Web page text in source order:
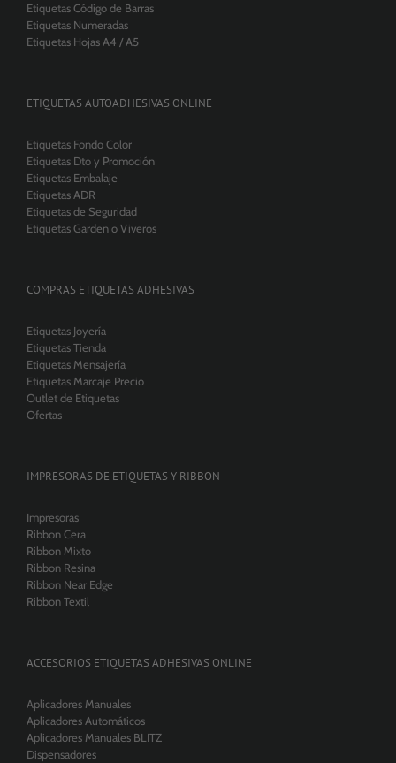
Etiquetas Código de Barras
Etiquetas Numeradas
Etiquetas Hojas A4 / A5
ETIQUETAS AUTOADHESIVAS ONLINE
Etiquetas Fondo Color
Etiquetas Dto y Promoción
Etiquetas Embalaje
Etiquetas ADR
Etiquetas de Seguridad
Etiquetas Garden o Viveros
COMPRAS ETIQUETAS ADHESIVAS
Etiquetas Joyería
Etiquetas Tienda
Etiquetas Mensajería
Etiquetas Marcaje Precio
Outlet de Etiquetas
Ofertas
IMPRESORAS DE ETIQUETAS Y RIBBON
Impresoras
Ribbon Cera
Ribbon Mixto
Ribbon Resina
Ribbon Near Edge
Ribbon Textil
ACCESORIOS ETIQUETAS ADHESIVAS ONLINE
Aplicadores Manuales
Aplicadores Automáticos
Aplicadores Manuales BLITZ
Dispensadores